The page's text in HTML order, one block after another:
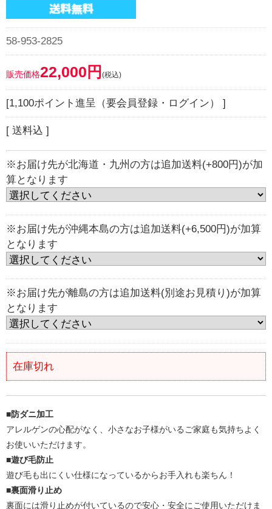
58-953-2825
販売価格22,000円 (税込)
[1,100ポイント進呈（要会員登録・ログイン） ]
[ 送料込 ]
※お届け先が北海道・九州の方は追加送料(+800円)が加
算となります
※お届け先が沖縄本島の方は追加送料(+6,500円)が加算
となります
※お届け先が離島の方は追加送料(別途お見積り)が加算
となります
在庫切れ
■防ダニ加工
アレルゲンの心配がなく、小さなお子様がいるご家庭も気持ちよく
お使いいただけます。
■遊び毛防止
遊び毛も出にくい仕様になっているからお手入れも楽ちん！
■裏面滑り止め
裏面には滑り止めが付いているので安心・安全にご使用いただけま